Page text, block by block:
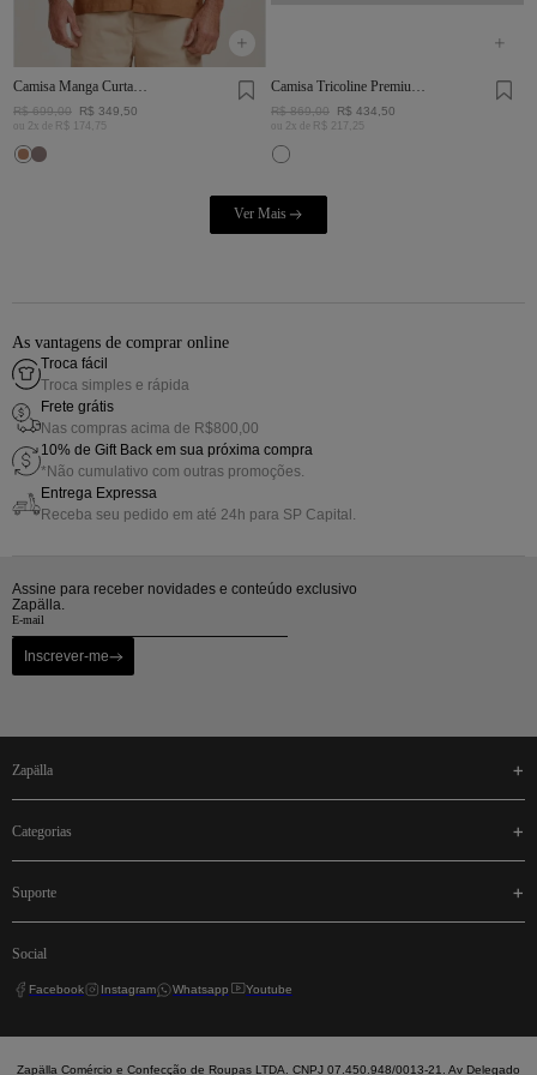
Camisa Manga Curta
Linho Tinturado Charuto
R$ 699,00 R$ 349 50
ou 2 x de R$ 174 75
Camisa Tricoline Premium
Mini Quadros Marinho e
Off White
R$ 869,00 R$ 434 50
ou 2 x de R$ 217 25
As vantagens de comprar online
Troca fácil
Troca simples e rápida
Frete grátis
Nas compras acima de R$800,00
10% de Gift Back em sua próxima compra
*Não cumulativo com outras promoções.
Entrega Expressa
Receba seu pedido em até 24h para SP Capital.
Assine para receber novidades e conteúdo exclusivo
Zapälla.
Inscrever-me
zapälla
categorias
suporte
social
Facebook Instagram Whatsapp Youtube
Zapälla Comércio e Confecção de Roupas LTDA. CNPJ 07.450.948/0013-21. Av Delegado